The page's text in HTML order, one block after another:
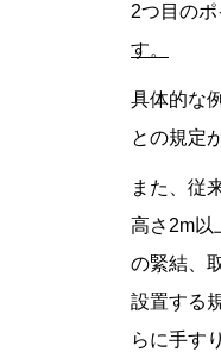
2つ目の
す。
具体的な
との規定
また、従
高さ2m以
の緊結、
設置する
らに手す